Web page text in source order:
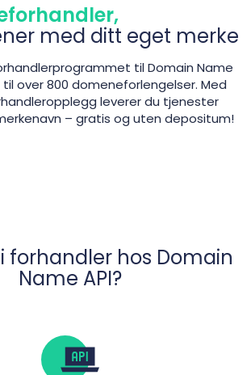
med ditt eget merke
til Domain Name
over 800 domeneforlengelser. Med
leverer du tjenester
– gratis og uten depositum!
forhandler hos Domain
Name API?